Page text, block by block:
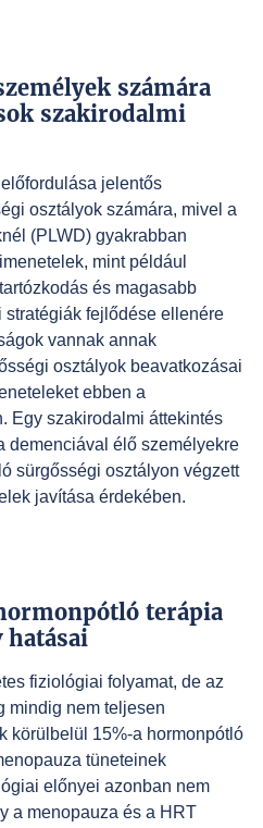
számára
szakirodalmi
jelentős
osztályok számára, mivel a
(PLWD) gyakrabban
mint például
és magasabb
stratégiák fejlődése ellenére
vannak annak
osztályok beavatkozásai
ebben a
Egy szakirodalmi áttekintés
demenciával élő személyekre
sürgősségi osztályon végzett
javítása érdekében.
terápia
fiziológiai folyamat, de az
mindig nem teljesen
körülbelül 15%-a hormonpótló
tüneteinek
előnyei azonban nem
a menopauza és a HRT